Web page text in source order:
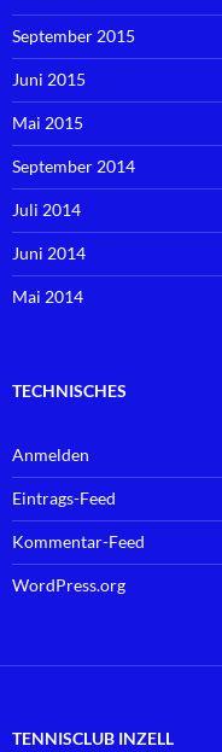
September 2015
Juni 2015
Mai 2015
September 2014
Juli 2014
Juni 2014
Mai 2014
TECHNISCHES
Anmelden
Eintrags-Feed
Kommentar-Feed
WordPress.org
TENNISCLUB INZELL